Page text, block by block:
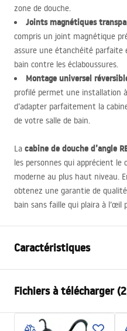
zone de douche.
Joints magnétiques
compris un joint magnétique
assure une étanchéité parfaite
bain contre les éclaboussures.
Montage universel
profilé permet une installation
d’adapter parfaitement la
de votre salle de bain.
La cabine de douche d’angle
les personnes qui apprécient
moderne au plus haut niveau.
obtenez une garantie de
bain sans faille qui plaira à l’œil
Caractéristiques
Dimension (porte x porte)
Couleur du robinet
Fichiers à télécharger